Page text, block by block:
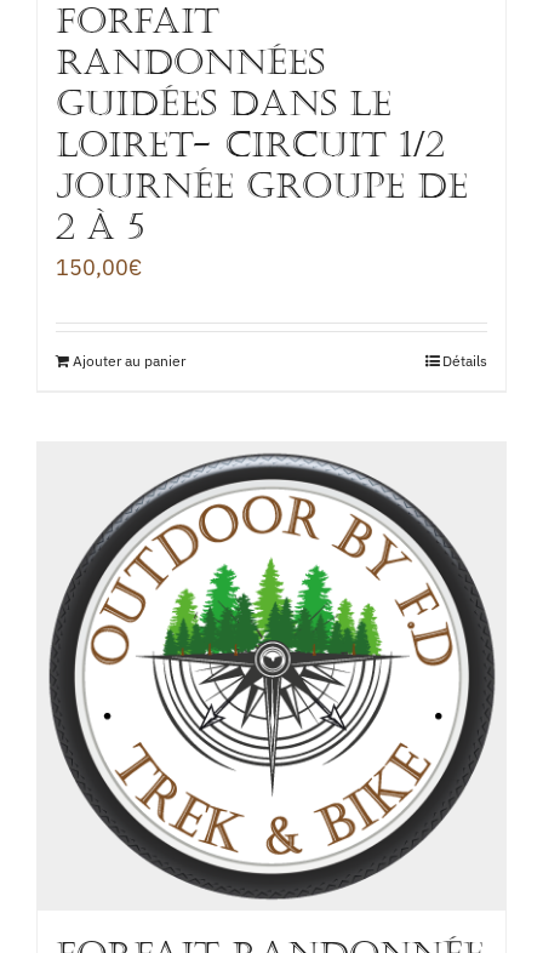
FORFAIT
RANDONNÉES
GUIDÉES DANS LE
LOIRET- Circuit 1/2
journée groupe de
2 à 5
150,00€
Ajouter au panier Détails